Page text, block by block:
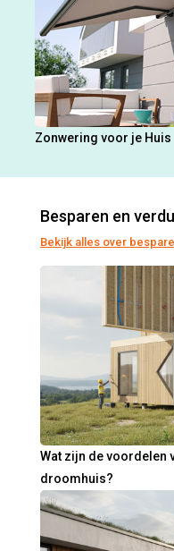
Zonwering voor je Huis
Besparen en
Bekijk alles over
Wat zijn de voordelen
droomhuis?